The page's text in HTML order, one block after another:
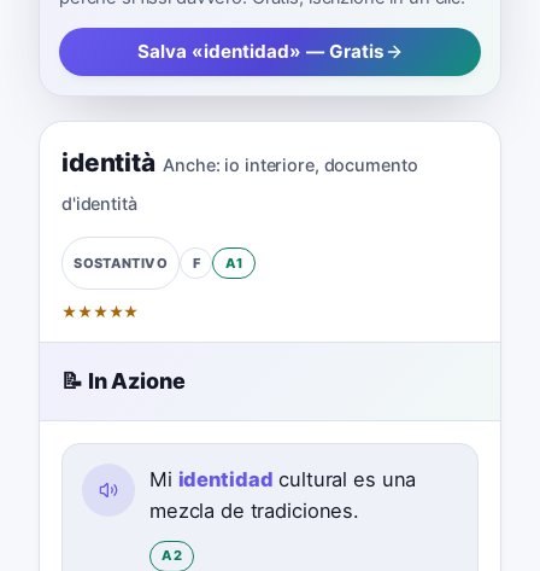
Salva «identidad» — Gratis
identità Anche: io interiore, documento
d'identità
SOSTANTIVO F A1
★★★★★
📝 In Azione
Mi identidad cultural es una
mezcla de tradiciones.
A2